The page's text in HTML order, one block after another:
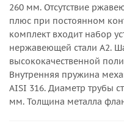
260 мм. Отсутствие
плюс при постоянном
комплект входит набор
нержавеющей стали А2.
высококачественной
Внутренняя пружина
AISI 316. Диаметр трубы
мм. Толщина металла